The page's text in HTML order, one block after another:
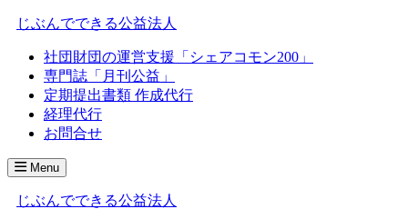
じぶんでできる公益法人
社団財団の運営支援「シェアコモン200」
専門誌「月刊公益」
定期提出書類 作成代行
経理代行
お問合せ
Menu
じぶんでできる公益法人